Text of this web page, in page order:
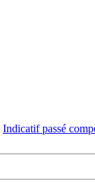
Indicatif passé